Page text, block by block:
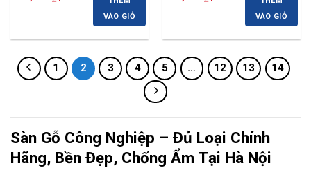
VÀO GIỎ
VÀO GIỎ
1 2 3 4 5 … 12 13 14
Sàn Gỗ Công Nghiệp – Đủ Loại Chính
Hãng, Bền Đẹp, Chống Ẩm Tại Hà Nội